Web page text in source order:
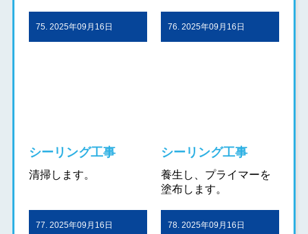
75. 2025年09月16日
シーリング工事
清掃します。
76. 2025年09月16日
シーリング工事
養生し、プライマーを
塗布します。
77. 2025年09月16日 78. 2025年09月16日